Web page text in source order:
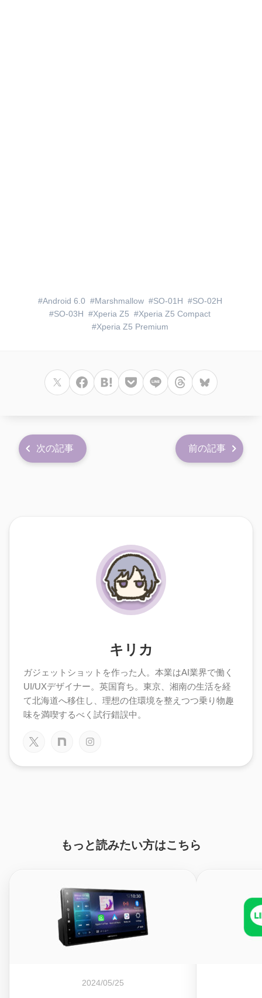
Android 6.0 Marshmallow SO-01H
SO-02H
SO-03H
Xperia Z5
Xperia Z5 Compact
Xperia Z5 Premium
次の記事 前の記事
キリカ
ガジェットショットを作った人。本業はAI業界で働く
UI/UXデザイナー。英国育ち。東京、湘南の生活を経
て北海道へ移住し、理想の住環境を整えつつ乗り物趣
味を満喫するべく試行錯誤中。
もっと読みたい方はこちら
2024/05/25